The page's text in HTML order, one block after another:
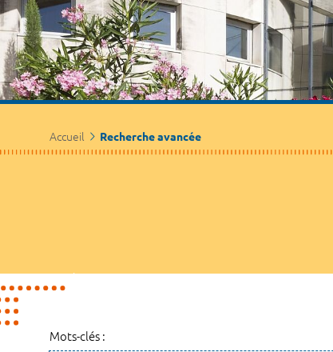
Accueil Recherche avancée
Mots-clés :